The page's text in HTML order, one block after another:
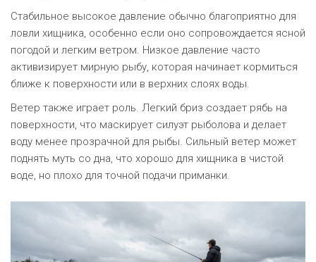
Стабильное высокое давление обычно благоприятно для
ловли хищника, особенно если оно сопровождается ясной
погодой и легким ветром. Низкое давление часто
активизирует мирную рыбу, которая начинает кормиться
ближе к поверхности или в верхних слоях воды.
Ветер также играет роль. Легкий бриз создает рябь на
поверхности, что маскирует силуэт рыболова и делает
воду менее прозрачной для рыбы. Сильный ветер может
поднять муть со дна, что хорошо для хищника в чистой
воде, но плохо для точной подачи приманки.